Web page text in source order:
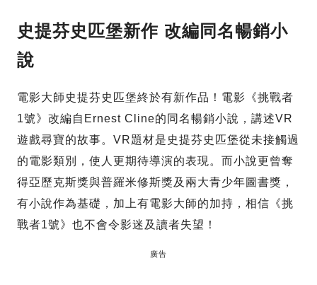
史提芬史匹堡新作 改編同名暢銷小
說
電影大師史提芬史匹堡終於有新作品！電影《挑戰者
1號》改編自Ernest Cline的同名暢銷小說，講述VR
遊戲尋寶的故事。VR題材是史提芬史匹堡從未接觸過
的電影類別，使人更期待導演的表現。而小說更曾奪
得亞歷克斯獎與普羅米修斯獎及兩大青少年圖書獎，
有小說作為基礎，加上有電影大師的加持，相信《挑
戰者1號》也不會令影迷及讀者失望！
廣告